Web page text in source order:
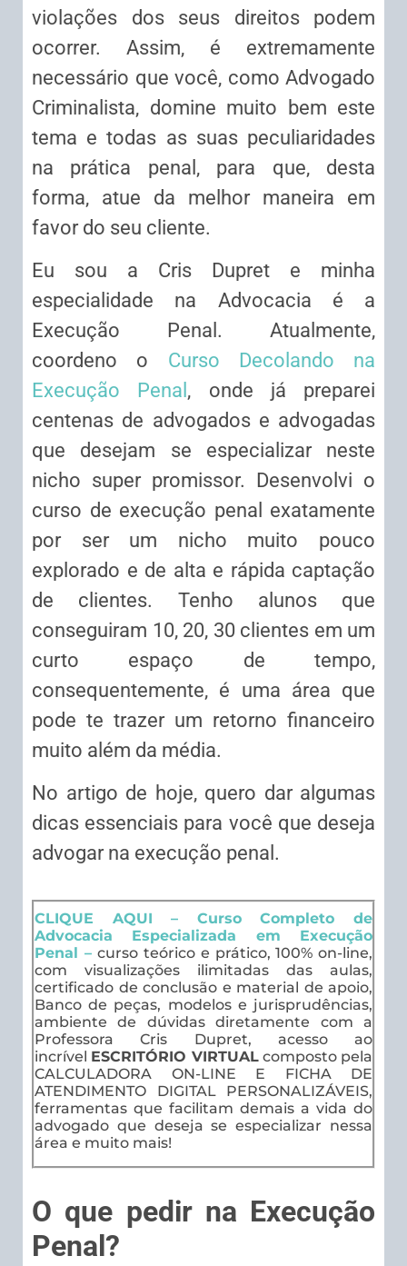
violações dos seus direitos podem
ocorrer. Assim, é extremamente
necessário que você, como Advogado
Criminalista, domine muito bem este
tema e todas as suas peculiaridades
na prática penal, para que, desta
forma, atue da melhor maneira em
favor do seu cliente.
Eu sou a Cris Dupret e minha
especialidade na Advocacia é a
Execução Penal. Atualmente,
coordeno o Curso Decolando na
Execução Penal , onde já preparei
centenas de advogados e advogadas
que desejam se especializar neste
nicho super promissor. Desenvolvi o
curso de execução penal exatamente
por ser um nicho muito pouco
explorado e de alta e rápida captação
de clientes. Tenho alunos que
conseguiram 10, 20, 30 clientes em um
curto espaço de tempo,
consequentemente, é uma área que
pode te trazer um retorno financeiro
muito além da média.
No artigo de hoje, quero dar algumas
dicas essenciais para você que deseja
advogar na execução penal.
CLIQUE AQUI – Curso Completo de
Advocacia Especializada em Execução
Penal –curso teórico e prático, 100% on-line,
com visualizações ilimitadas das aulas,
certificado de conclusão e material de apoio,
Banco de peças, modelos e jurisprudências,
ambiente de dúvidas diretamente com a
Professora Cris Dupret, acesso ao
incrível ESCRITÓRIO VIRTUALcomposto pela
CALCULADORA ON-LINE E FICHA DE
ATENDIMENTO DIGITAL PERSONALIZÁVEIS,
ferramentas que facilitam demais a vida do
advogado que deseja se especializar nessa
área e muito mais!
O que pedir na Execução
Penal?